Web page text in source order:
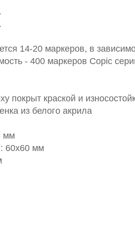
14-20 маркеров, в
- 400 маркеров Copic
покрыт краской и
из белого акрила
мм
60х60 мм